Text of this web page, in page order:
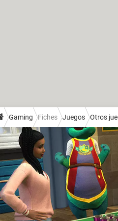
Gaming Fiches Juegos Otros